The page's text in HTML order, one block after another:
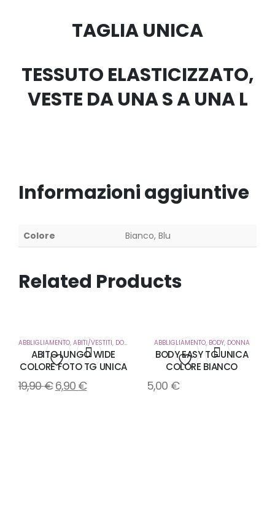
TAGLIA UNICA
TESSUTO ELASTICIZZATO,
VESTE DA UNA S A UNA L
Informazioni aggiuntive
Colore Bianco, Blu
Related Products
Aggiungi
ABBLIGLIAMENTO, ABITI/VESTITI, DONNA
ABITO LUNGO WIDE
COLORE FOTO TG UNICA
19,90€ 6,90 €
Aggiungi
ABBLIGLIAMENTO, BODY, DONNA
BODY EASY TG UNICA
COLORE BIANCO
5,00 €